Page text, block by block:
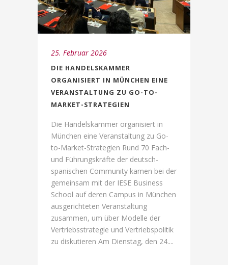
25. Februar 2026
DIE HANDELSKAMMER
ORGANISIERT IN MÜNCHEN EINE
VERANSTALTUNG ZU GO-TO-
MARKET-STRATEGIEN
Die Handelskammer organisiert in
München eine Veranstaltung zu Go-
to-Market-Strategien Rund 70 Fach-
und Führungskräfte der deutsch-
spanischen Community kamen bei der
gemeinsam mit der IESE Business
School auf deren Campus in München
ausgerichteten Veranstaltung
zusammen, um über Modelle der
Vertriebsstrategie und Vertriebspolitik
zu diskutieren Am Dienstag, den 24....